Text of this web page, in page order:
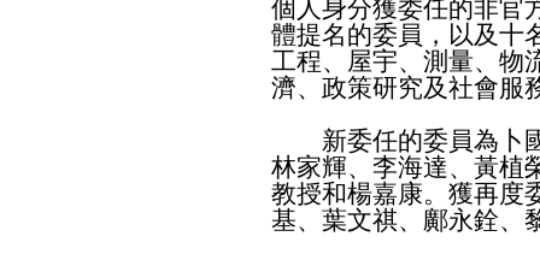
個人身分獲委任的非官
體提名的委員，以及十
工程、屋宇、測量、物
濟、政策研究及社會服
新委任的委員為卜國
林家輝、李海達、黃植
教授和楊嘉康。獲再度
基、葉文祺、鄺永銓、